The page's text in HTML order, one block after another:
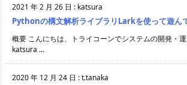
2021 年 2 月 26 日 : katsura
Pythonの構文解析ライブラリLarkを使って遊ん
概要 こんにちは、トライコーンでシステムの開発・
katsura ...
2020 年 12 月 24 日 :t.tanaka